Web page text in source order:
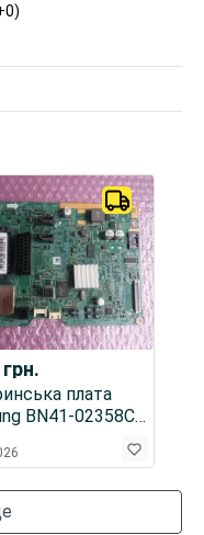
0)
грн.
плата
BN41-02358C,